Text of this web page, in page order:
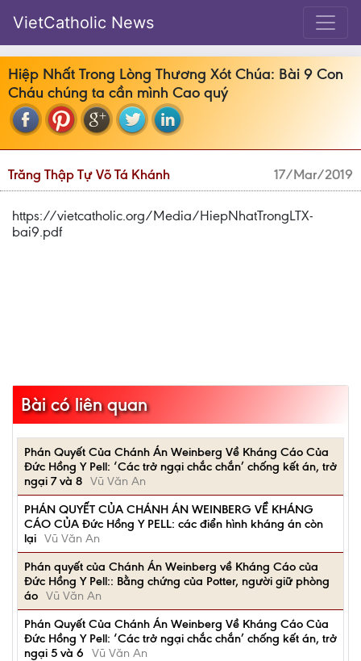
VietCatholic News
Hiệp Nhất Trong Lòng Thương Xót Chúa: Bài 9 Con
Cháu chúng ta cần mình Cao quý
Trăng Thập Tự Võ Tá Khánh 17/Mar/2019
https://vietcatholic.org/Media/HiepNhatTrongLTX-
bai9.pdf
Bài có liên quan
Phán Quyết Của Chánh Án Weinberg Về Kháng Cáo Của
Đức Hồng Y Pell: ‘Các trở ngại chắc chắn’ chống kết án, trở
ngại 7 và 8 Vũ Văn An
PHÁN QUYẾT CỦA CHÁNH ÁN WEINBERG VỀ KHÁNG
CÁO CỦA Đức Hồng Y PELL: các điển hình kháng án còn
lại Vũ Văn An
Phán quyết của Chánh Án Weinberg về Kháng Cáo của
Đức Hồng Y Pell:: Bằng chứng của Potter, người giữ phòng
áo Vũ Văn An
Phán Quyết Của Chánh Án Weinberg Về Kháng Cáo Của
Đức Hồng Y Pell: ‘Các trở ngại chắc chắn’ chống kết án, trở
ngại 5 và 6
Vũ Văn An